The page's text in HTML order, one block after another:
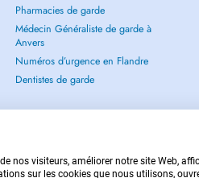
Pharmacies de garde
Médecin Généraliste de garde à
Anvers
Numéros d’urgence en Flandre
Dentistes de garde
nos visiteurs, améliorer notre site Web,
sur les cookies que nous utilisons,